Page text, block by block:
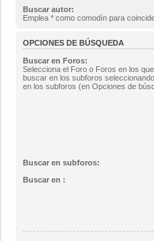
Buscar autor:
Emplea * como comodín para
OPCIONES DE BÚSQUEDA
Buscar en Foros:
Selecciona el Foro o Foros en los
buscar en los subforos
en los subforos (en Opciones de
Buscar en subforos:
Buscar en :